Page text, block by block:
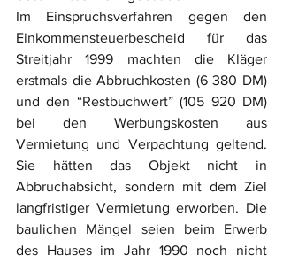
Im Einspruchsverfahren gegen den
Einkommensteuerbescheid für das
Streitjahr 1999 machten die Kläger
erstmals die Abbruchkosten (6 380 DM)
und den “Restbuchwert” (105 920 DM)
bei den Werbungskosten aus
Vermietung und Verpachtung geltend.
Sie hätten das Objekt nicht in
Abbruchabsicht, sondern mit dem Ziel
langfristiger Vermietung erworben. Die
baulichen Mängel seien beim Erwerb
des Hauses im Jahr 1990 noch nicht